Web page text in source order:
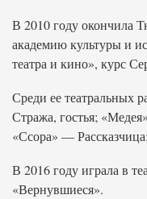
В 2010 году окончила
академию культуры и
театра и кино», курс
Среди ее театральных
Стража, гостья;
«Ссора» —
В 2016 году играла в
«Вернувшиеся».